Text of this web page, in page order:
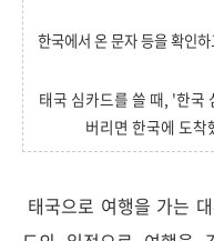
한국에서 온 문자 등을 확인
태국 심카드를 쓸 때, '한국
버리면 한국에 도착
태국으로 여행을 가는